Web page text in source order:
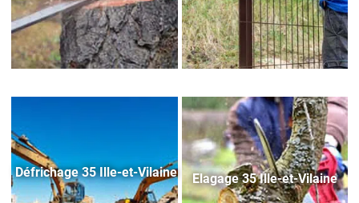
Défrichage 35 Ille-et-Vilaine Elagage 35 Ille-et-Vilaine